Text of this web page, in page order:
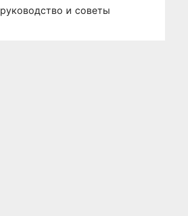
руководство и советы